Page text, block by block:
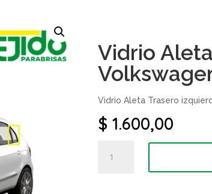
Vidrio
Vidrio Aleta Trasero
$ 1.600,00
Aleta